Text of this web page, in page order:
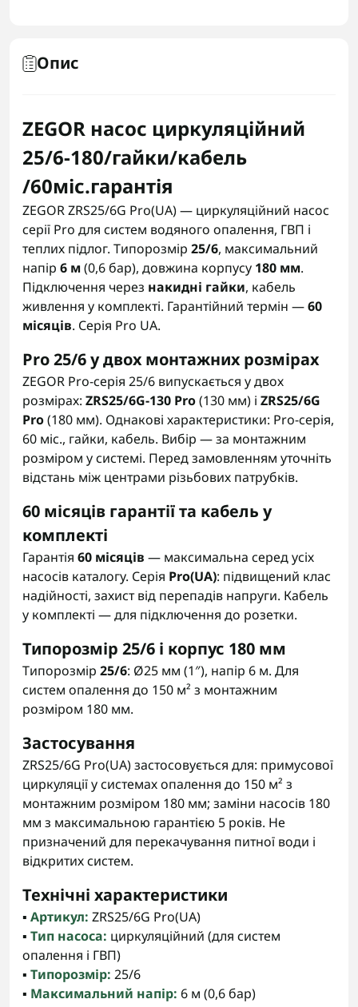
Опис
ZEGOR насос циркуляційний
25/6-180/гайки/кабель
/60міс.гарантія
ZEGOR ZRS25/6G Pro(UA) — циркуляційний насос
серії Pro для систем водяного опалення, ГВП і
теплих підлог. Типорозмір 25/6, максимальний
напір 6 м(0,6 бар), довжина корпусу 180 мм.
Підключення через накидні гайки, кабель
живлення у комплекті. Гарантійний термін —60
місяців. Серія Pro UA.
Pro 25/6 у двох монтажних розмірах
ZEGOR Pro-серія 25/6 випускається у двох
розмірах: ZRS25/6G-130 Pro(130 мм) і ZRS25/6G
Pro(180 мм). Однакові характеристики: Pro-серія,
60 міс., гайки, кабель. Вибір — за монтажним
розміром у системі. Перед замовленням уточніть
відстань між центрами різьбових патрубків.
60 місяців гарантії та кабель у
комплекті
Гарантія 60 місяців — максимальна серед усіх
насосів каталогу. Серія Pro(UA): підвищений клас
надійності, захист від перепадів напруги. Кабель
у комплекті — для підключення до розетки.
Типорозмір 25/6 і корпус 180 мм
Типорозмір 25/6: Ø25 мм (1″), напір 6 м. Для
систем опалення до 150 м² з монтажним
розміром 180 мм.
Застосування
ZRS25/6G Pro(UA) застосовується для: примусової
циркуляції у системах опалення до 150 м² з
монтажним розміром 180 мм; заміни насосів 180
мм з максимальною гарантією 5 років. Не
призначений для перекачування питної води і
відкритих систем.
Технічні характеристики
▪️ Артикул: ZRS25/6G Pro(UA)
▪️ Тип насоса: циркуляційний (для систем
опалення і ГВП)
▪️ Типорозмір: 25/6
▪️ Максимальний напір: 6 м (0,6 бар)